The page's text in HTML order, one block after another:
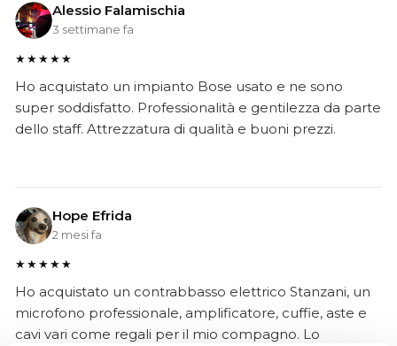
Alessio Falamischia
3 settimane fa
★★★★★
Ho acquistato un impianto Bose usato e ne sono
super soddisfatto. Professionalità e gentilezza da parte
dello staff. Attrezzatura di qualità e buoni prezzi.
Hope Efrida
2 mesi fa
★★★★★
Ho acquistato un contrabbasso elettrico Stanzani, un
microfono professionale, amplificatore, cuffie, aste e
cavi vari come regali per il mio compagno. Lo